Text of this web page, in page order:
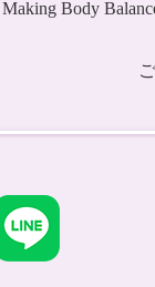
Making Body